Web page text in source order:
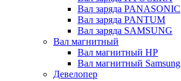
Вал заряда PANASONIC
Вал заряда PANTUM
Вал заряда SAMSUNG
Вал магнитный
Вал магнитный HP
Вал магнитный Samsung
Девелопер